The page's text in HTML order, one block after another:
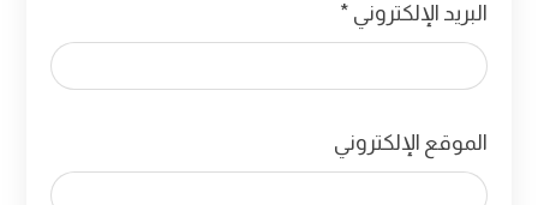
البريد الإلكتروني *
الموقع الإلكتروني